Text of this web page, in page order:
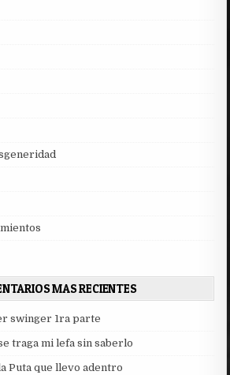
MAS RECIENTES
swinger 1ra parte
traga mi lefa sin saberlo
Puta que llevo adentro